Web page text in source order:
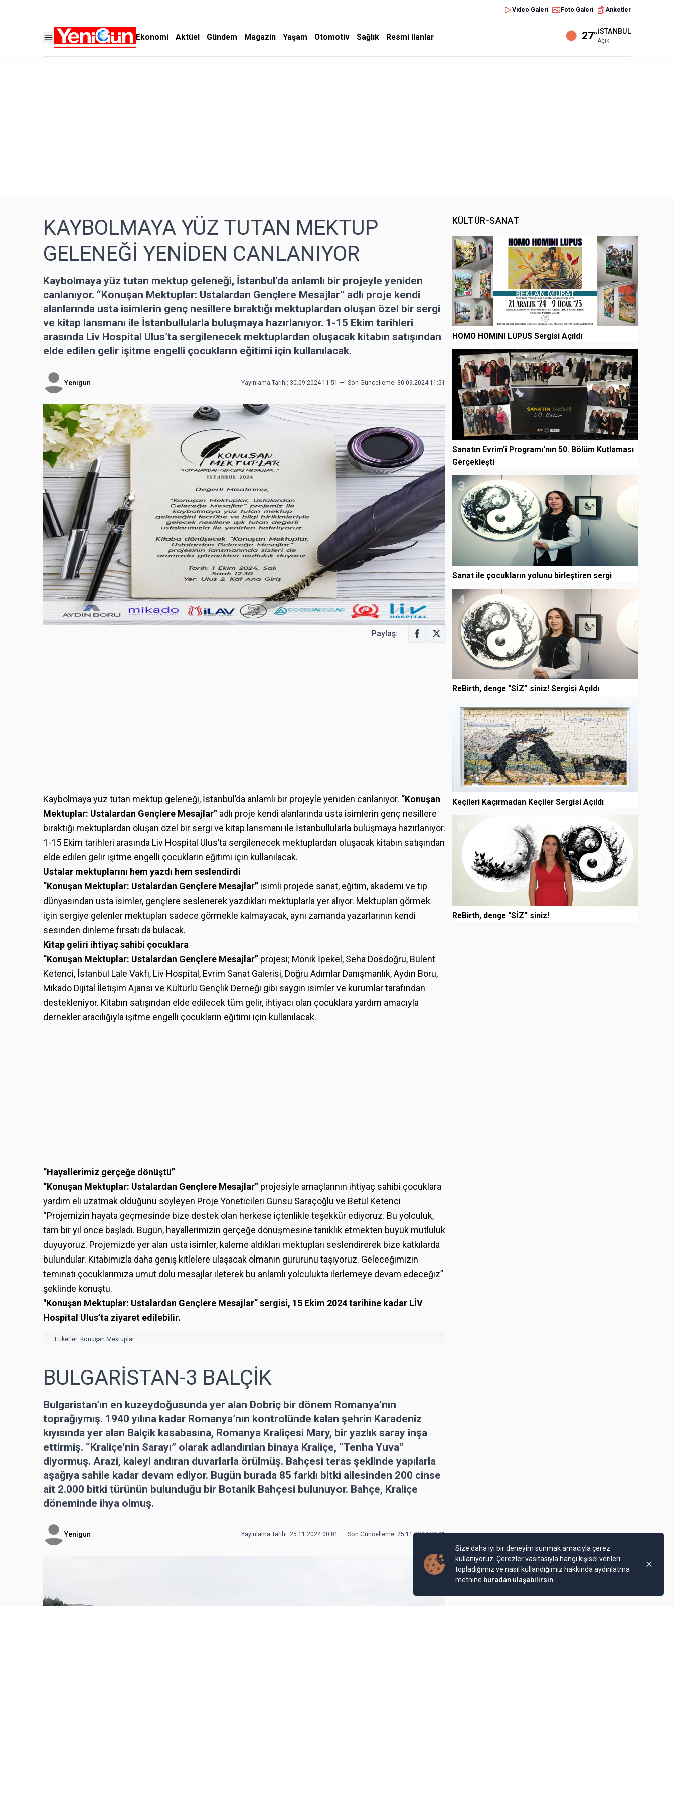
Video Galeri Foto Galeri Anketler
Ekonomi Aktüel Gündem Magazin Yaşam Otomotiv Sağlık Resmi Ilanlar 27°İSTANBUL
Açık
KAYBOLMAYA YÜZ TUTAN MEKTUP
GELENEĞİ YENİDEN CANLANIYOR
Kaybolmaya yüz tutan mektup geleneği, İstanbul’da anlamlı bir projeyle yeniden
canlanıyor. “Konuşan Mektuplar: Ustalardan Gençlere Mesajlar” adlı proje kendi
alanlarında usta isimlerin genç nesillere bıraktığı mektuplardan oluşan özel bir sergi
ve kitap lansmanı ile İstanbullularla buluşmaya hazırlanıyor. 1-15 Ekim tarihleri
arasında Liv Hospital Ulus’ta sergilenecek mektuplardan oluşacak kitabın satışından
elde edilen gelir işitme engelli çocukların eğitimi için kullanılacak.
Yenigun Yayınlama Tarihi: 30.09.2024 11:51 — Son Güncelleme: 30.09.2024 11:51
Paylaş:
Kaybolmaya yüz tutan mektup geleneği, İstanbul’da anlamlı bir projeyle yeniden canlanıyor. “Konuşan
Mektuplar: Ustalardan Gençlere Mesajlar” adlı proje kendi alanlarında usta isimlerin genç nesillere
bıraktığı mektuplardan oluşan özel bir sergi ve kitap lansmanı ile İstanbullularla buluşmaya hazırlanıyor.
1-15 Ekim tarihleri arasında Liv Hospital Ulus’ta sergilenecek mektuplardan oluşacak kitabın satışından
elde edilen gelir işitme engelli çocukların eğitimi için kullanılacak.
Ustalar mektuplarını hem yazdı hem seslendirdi
“Konuşan Mektuplar: Ustalardan Gençlere Mesajlar” isimli projede sanat, eğitim, akademi ve tıp
dünyasından usta isimler, gençlere seslenerek yazdıkları mektuplarla yer alıyor. Mektupları görmek
için sergiye gelenler mektupları sadece görmekle kalmayacak, aynı zamanda yazarlarının kendi
sesinden dinleme fırsatı da bulacak.
Kitap geliri ihtiyaç sahibi çocuklara
“Konuşan Mektuplar: Ustalardan Gençlere Mesajlar” projesi; Monik İpekel, Seha Dosdoğru, Bülent
Ketenci, İstanbul Lale Vakfı, Liv Hospital, Evrim Sanat Galerisi, Doğru Adımlar Danışmanlık, Aydın Boru,
Mikado Dijital İletişim Ajansı ve Kültürlü Gençlik Derneği gibi saygın isimler ve kurumlar tarafından
destekleniyor. Kitabın satışından elde edilecek tüm gelir, ihtiyacı olan çocuklara yardım amacıyla
dernekler aracılığıyla işitme engelli çocukların eğitimi için kullanılacak.
“Hayallerimiz gerçeğe dönüştü”
“Konuşan Mektuplar: Ustalardan Gençlere Mesajlar” projesiyle amaçlarının ihtiyaç sahibi çocuklara
yardım eli uzatmak olduğunu söyleyen Proje Yöneticileri Günsu Saraçoğlu ve Betül Ketenci
“Projemizin hayata geçmesinde bize destek olan herkese içtenlikle teşekkür ediyoruz. Bu yolculuk,
tam bir yıl önce başladı. Bugün, hayallerimizin gerçeğe dönüşmesine tanıklık etmekten büyük mutluluk
duyuyoruz. Projemizde yer alan usta isimler, kaleme aldıkları mektupları seslendirerek bize katkılarda
bulundular. Kitabımızla daha geniş kitlelere ulaşacak olmanın gururunu taşıyoruz. Geleceğimizin
teminatı çocuklarımıza umut dolu mesajlar ileterek bu anlamlı yolculukta ilerlemeye devam edeceğiz”
şeklinde konuştu.
"Konuşan Mektuplar: Ustalardan Gençlere Mesajlar“ sergisi, 15 Ekim 2024 tarihine kadar LİV
Hospital Ulus’ta ziyaret edilebilir.
— Etiketler: Konuşan Mektuplar
BULGARİSTAN-3 BALÇİK
Bulgaristan’ın en kuzeydoğusunda yer alan Dobriç bir dönem Romanya’nın
toprağıymış. 1940 yılına kadar Romanya’nın kontrolünde kalan şehrin Karadeniz
kıyısında yer alan Balçik kasabasına, Romanya Kraliçesi Mary, bir yazlık saray inşa
ettirmiş. “Kraliçe’nin Sarayı” olarak adlandırılan binaya Kraliçe, “Tenha Yuva”
diyormuş. Arazi, kaleyi andıran duvarlarla örülmüş. Bahçesi teras şeklinde yapılarla
aşağıya sahile kadar devam ediyor. Bugün burada 85 farklı bitki ailesinden 200 cinse
ait 2.000 bitki türünün bulunduğu bir Botanik Bahçesi bulunuyor. Bahçe, Kraliçe
döneminde ihya olmuş.
Yenigun Yayınlama Tarihi: 25.11.2024 00:01 — Son Güncelleme: 25.11.2024 00:01
KÜLTÜR-SANAT
1
HOMO HOMINI LUPUS Sergisi Açıldı
2
Sanatın Evrim’i Programı'nın 50. Bölüm Kutlaması
Gerçekleşti
3
Sanat ile çocukların yolunu birleştiren sergi
4
ReBirth, denge “SİZ” siniz! Sergisi Açıldı
5
Keçileri Kaçırmadan Keçiler Sergisi Açıldı
ReBirth, denge “SİZ” siniz!
Size daha iyi bir deneyim sunmak amacıyla çerez
kullanıyoruz. Çerezler vasıtasıyla hangi kişisel verileri
topladığımız ve nasıl kullandığımız hakkında aydınlatma
metnine buradan ulaşabilirsin.